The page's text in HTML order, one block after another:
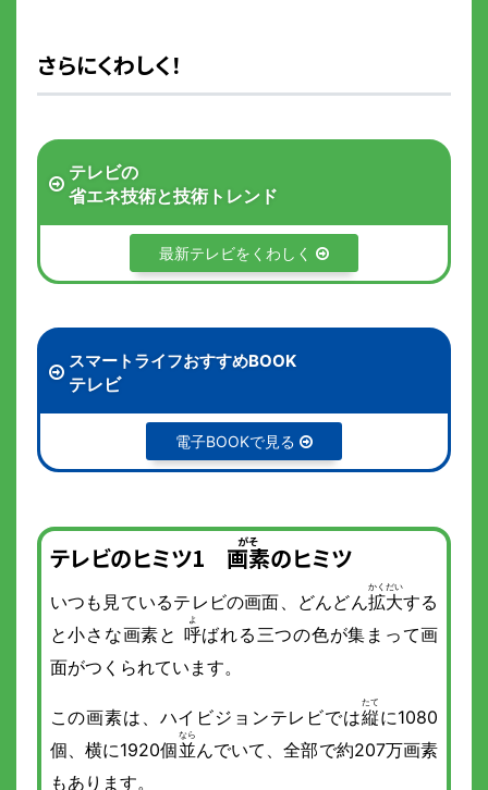
さらにくわしく！
テレビの
省エネ技術と技術トレンド
最新テレビをくわしく
スマートライフおすすめBOOK
テレビ
電子BOOKで見る
テレビのヒミツ1 画素のヒミツ
いつも見ているテレビの画面、どんどん拡大する
と小さな画素と 呼ばれる三つの色が集まって画
面がつくられています。
この画素は、ハイビジョンテレビでは縦に1080
個、横に1920個並んでいて、全部で約207万画素
もあります。